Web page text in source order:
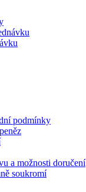
podmínky
a možnosti doručení
soukromí